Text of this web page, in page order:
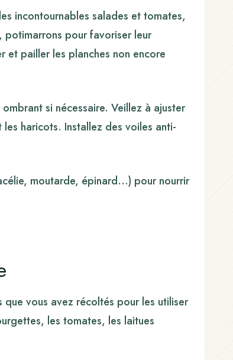
incontournables salades et tomates,
potimarrons pour favoriser leur
et pailler les planches non encore
si nécessaire. Veillez à ajuster
haricots. Installez des voiles anti-
moutarde, épinard…) pour nourrir
que vous avez récoltés pour les utiliser
les tomates, les laitues